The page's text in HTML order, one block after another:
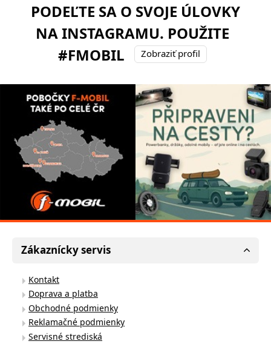
PODEĽTE SA O SVOJE ÚLOVKY
NA INSTAGRAMU. POUŽITE
#FMOBIL
Zobraziť profil
Zákaznícky servis
Kontakt
Doprava a platba
Obchodné podmienky
Reklamačné podmienky
Servisné strediská